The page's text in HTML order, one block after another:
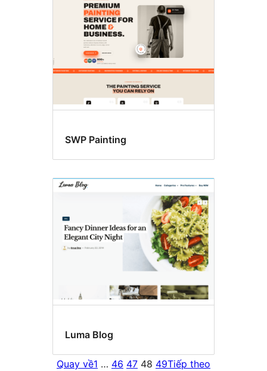
SWP Painting
Luma Blog
Quay về1 … 46 47 48 49Tiếp theo